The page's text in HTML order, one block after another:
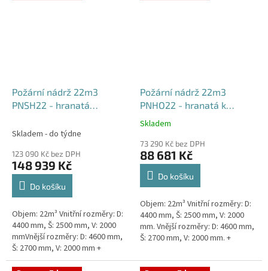
Požární nádrž 22m3
PNSH22 - hranatá
Skladem - do týdne
123 090 Kč bez DPH
148 939 Kč
Do košíku
Objem: 22m³ Vnitřní rozměry: D:
4400 mm, Š: 2500 mm, V: 2000
mmVnější rozměry: D: 4600 mm,
Š: 2700 mm, V: 2000 mm +
komínek Běžná doba dodání 2-3
Požární nádrž 22m3
PNHO22 - hranatá k
obetonování
Průměrné
produktu
je
5,0
hvězdiček.
Skladem
73 290 Kč bez DPH
88 681 Kč
Do košíku
Objem: 22m³ Vnitřní rozměry: D:
4400 mm, Š: 2500 mm, V: 2000
mm. Vnější rozměry: D: 4600 mm,
Š: 2700 mm, V: 2000 mm. +
týdny od objednávky....